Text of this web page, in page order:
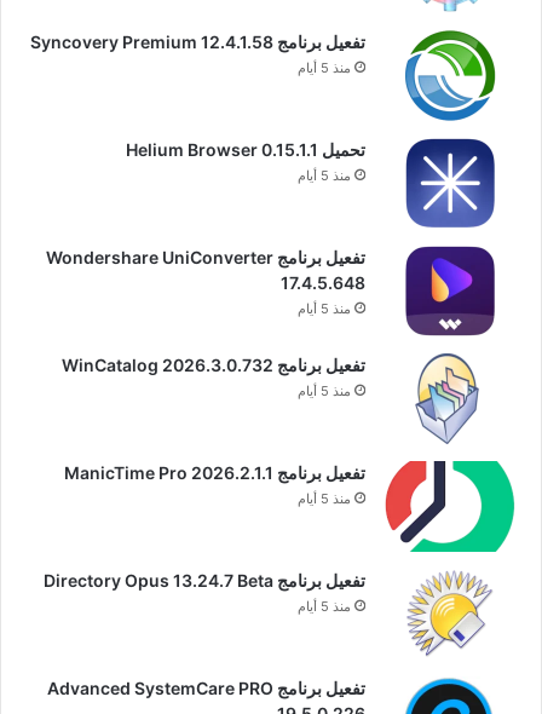
تفعيل برنامج Syncovery Premium 12.4.1.58
منذ 5 أيام
تحميل Helium Browser 0.15.1.1
منذ 5 أيام
تفعيل برنامج Wondershare UniConverter
17.4.5.648
منذ 5 أيام
تفعيل برنامج WinCatalog 2026.3.0.732
منذ 5 أيام
تفعيل برنامج ManicTime Pro 2026.2.1.1
منذ 5 أيام
تفعيل برنامج Directory Opus 13.24.7 Beta
منذ 5 أيام
تفعيل برنامج Advanced SystemCare PRO